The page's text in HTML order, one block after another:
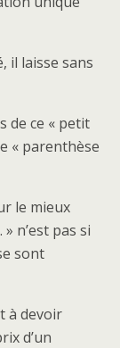
il laisse sans
de ce « petit
« parenthèse
le mieux
n’est pas si
sont
à devoir
d’un